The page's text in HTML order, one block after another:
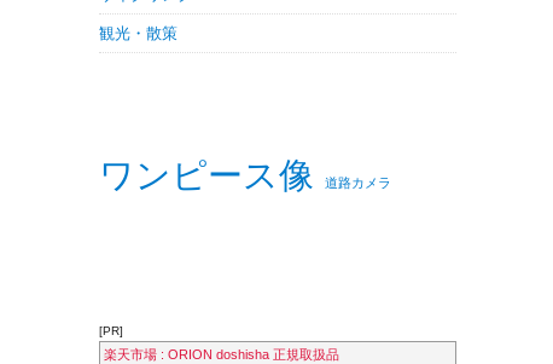
観光・散策
ワンピース像 道路カメラ
[PR]
楽天市場 : ORION doshisha 正規取扱品